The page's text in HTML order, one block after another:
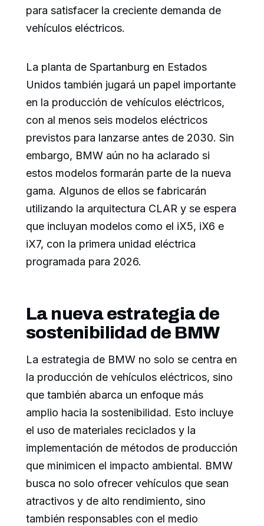
para satisfacer la creciente demanda de
vehículos eléctricos.
La planta de Spartanburg en Estados
Unidos también jugará un papel importante
en la producción de vehículos eléctricos,
con al menos seis modelos eléctricos
previstos para lanzarse antes de 2030. Sin
embargo, BMW aún no ha aclarado si
estos modelos formarán parte de la nueva
gama. Algunos de ellos se fabricarán
utilizando la arquitectura CLAR y se espera
que incluyan modelos como el iX5, iX6 e
iX7, con la primera unidad eléctrica
programada para 2026.
La nueva estrategia de
sostenibilidad de BMW
La estrategia de BMW no solo se centra en
la producción de vehículos eléctricos, sino
que también abarca un enfoque más
amplio hacia la sostenibilidad. Esto incluye
el uso de materiales reciclados y la
implementación de métodos de producción
que minimicen el impacto ambiental. BMW
busca no solo ofrecer vehículos que sean
atractivos y de alto rendimiento, sino
también responsables con el medio